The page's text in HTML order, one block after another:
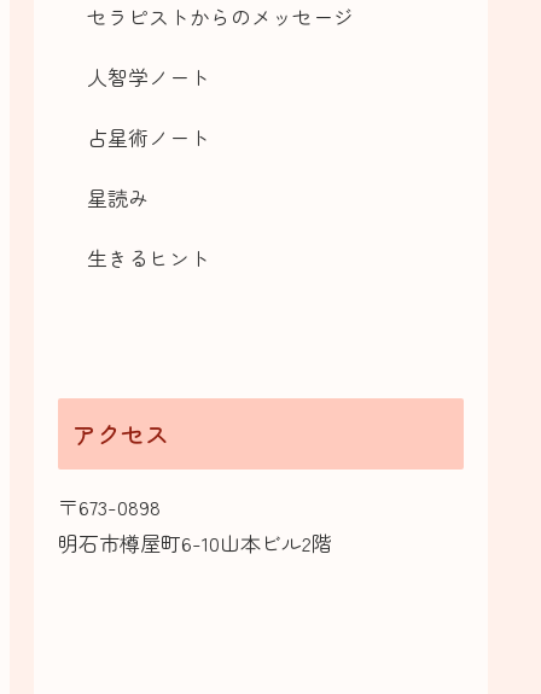
セラピストからのメッセージ
人智学ノート
占星術ノート
星読み
生きるヒント
アクセス
〒673-0898
明石市樽屋町6-10山本ビル2階